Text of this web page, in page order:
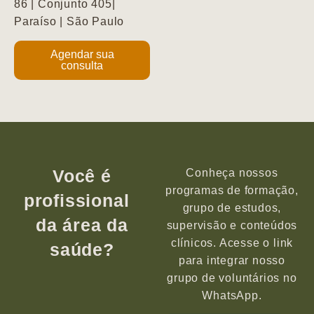
86 | Conjunto 405|
Paraíso | São Paulo
Agendar sua
consulta
Você é
profissional
da área da
saúde?
Conheça nossos
programas de formação,
grupo de estudos,
supervisão e conteúdos
clínicos. Acesse o link
para integrar nosso
grupo de voluntários no
WhatsApp.